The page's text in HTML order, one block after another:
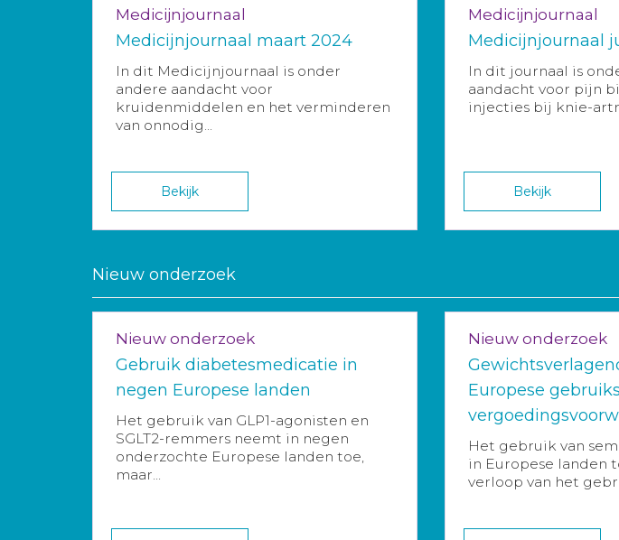
Medicijnjournaal
Medicijnjournaal maart 2024
In dit Medicijnjournaal is onder
andere aandacht voor
kruidenmiddelen en het verminderen
van onnodig...
Bekijk
Medicijnjournaal
Medicijnjournaal
In dit journaal is
aandacht voor pijn
injecties bij knie-
Bekijk
Nieuw onderzoek
Nieuw onderzoek
Gebruik diabetesmedicatie in
negen Europese landen
Het gebruik van GLP1-agonisten en
SGLT2-remmers neemt in negen
onderzochte Europese landen toe,
maar...
Nieuw onderzoek
Europese
Het gebruik van
in Europese landen
verloop van het